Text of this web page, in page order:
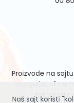
Naš sajt koristi
Proizvode na
moguće, ali ne
fotografije